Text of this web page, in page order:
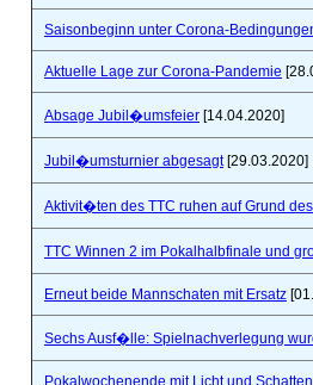
Saisonbeginn unter Corona-
Aktuelle Lage zur Corona-Pandemie
Absage Jubil�umsfeier [14.04.2020]
Jubil�umsturnier abgesagt[29.03.2020]
Aktivit�ten des TTC ruhen auf Grund
TTC Winnen 2 im Pokalhalbfinale und
Erneut beide Mannschaten mit Ersatz
Sechs Ausf�lle: Spielnachverlegung
Pokalwochenende mit Licht und